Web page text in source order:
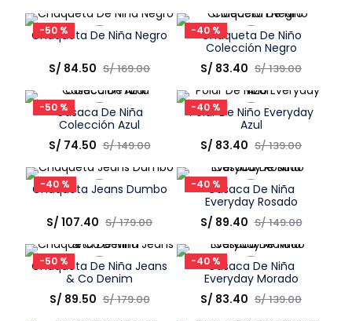
Elige una opción Elige una opción
COMPRAR
-50 %
Talla
Elige una opción
COMPRAR
Chaqueta De Niña Negro
S/ 84.50 S/169.00
-40 %
Talla
Elige una opción
COMPRAR
Chaqueta De Niño
Colección Negro
S/ 83.40 S/139.00
-50 %
Talla
Elige una opción
Casaca De Niña
Colección Azul
S/ 74.50 S/149.00
-40 %
Talla
Elige una opción
COMPRAR
Polar De Niño Everyday
Azul
S/ 83.40 S/139.00
-40 %
Talla
Elige una opción
COMPRAR
Chaqueta Jeans Dumbo
S/ 107.40 S/179.00
-40 %
Talla
Elige una opción
COMPRAR
Casaca De Niña
Everyday Rosado
S/ 89.40 S/149.00
-50 %
Talla
Chaqueta De Niña Jeans
& Co Denim
S/ 89.50 S/179.00
-40 %
Talla
Casaca De Niña
Everyday Morado
S/ 83.40 S/139.00